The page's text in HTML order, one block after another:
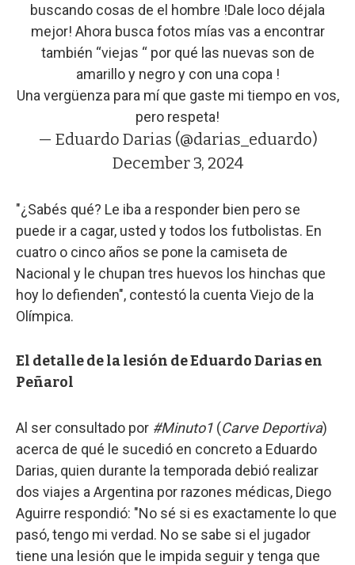
buscando cosas de el hombre !Dale loco déjala
mejor! Ahora busca fotos mías vas a encontrar
también “viejas “ por qué las nuevas son de
amarillo y negro y con una copa !
Una vergüenza para mí que gaste mi tiempo en vos,
pero respeta!
— Eduardo Darias (@darias_eduardo)
December 3, 2024
"¿Sabés qué? Le iba a responder bien pero se
puede ir a cagar, usted y todos los futbolistas. En
cuatro o cinco años se pone la camiseta de
Nacional y le chupan tres huevos los hinchas que
hoy lo defienden", contestó la cuenta Viejo de la
Olímpica.
El detalle de la lesión de Eduardo Darias en
Peñarol
Al ser consultado por #Minuto1 (Carve Deportiva)
acerca de qué le sucedió en concreto a Eduardo
Darias, quien durante la temporada debió realizar
dos viajes a Argentina por razones médicas, Diego
Aguirre respondió: "No sé si es exactamente lo que
pasó, tengo mi verdad. No se sabe si el jugador
tiene una lesión que le impida seguir y tenga que